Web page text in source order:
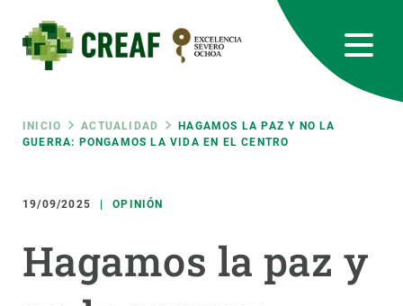
contenido
principal
Ruta
de
navegación
INICIO ACTUALIDAD
HAGAMOS LA PAZ Y NO LA
GUERRA: PONGAMOS LA VIDA EN EL CENTRO
19/09/2025 OPINIÓN
Hagamos la paz y
RRSS
responsive
Responsive
SOBRE NOSOTROS